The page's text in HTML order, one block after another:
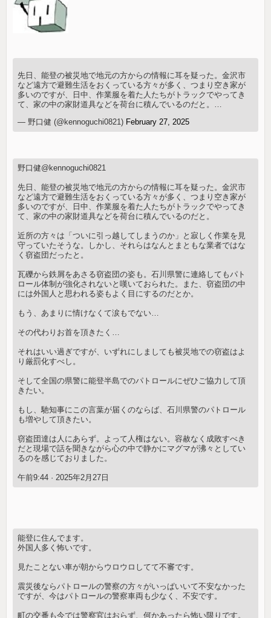
先日、能登の被災地で地元の方からの情報に耳を疑った。金沢市
など遠方で避難生活をおくっている方々が多く、つまり空き家が
多いのですが、日中、作業服を着た人たちがトラックでやってき
て、家の中の家財道具などを荷台に積んでいるのだと。…
— 野口健 (@kennoguchi0821) February 27, 2025
野口健@kennoguchi0821
先日、能登の被災地で地元の方からの情報に耳を疑った。金沢市
など遠方で避難生活をおくっている方々が多く、つまり空き家が
多いのですが、日中、作業服を着た人たちがトラックでやってき
て、家の中の家財道具などを荷台に積んでいるのだと。
近所の方々は「ついに引っ越してしまうのか」と寂しく作業を見
守っていたそうな。しかし、それらはなんとまともな業者ではな
く窃盗団だったと。
瓦礫から鉄屑をあさる窃盗団の姿も。石川県警に連絡してもパト
ロール体制が強化されないと嘆いておられた。また、窃盗団の中
には外国人と思われる姿もよく目にするのだとか。
もう、あまりに情けなくて涙もでない…
その代わりお首を頂きたく…
それはいい過ぎですが、いずれにしましても被災地での窃盗はよ
り厳罰化すべし。
そして全国の県警に能登半島でのパトロールにぜひご協力して頂
きたい。
もし、馳知事にこの言葉が届くのならば、石川県警のパトロール
も増やして頂きたい。
窃盗団達は人にあらず。よって人権はない。容赦なく成敗すべき
だと現場で話を聞きながら心の中で静かにマグマが沸々としてい
るのを感じておりました。
午前9:44 · 2025年2月27日
能登に住んでます。
外国人多く怖いです。
見たことない車が朝からウロウロしてて不審です。
震災後ならパトロールの警察の方々がいっぱいいて不安なかった
ですが、今はパトロールの警察車両も少なく、不安です。
町の交番も今では警察官はおらず、何かあったら怖い限りです。